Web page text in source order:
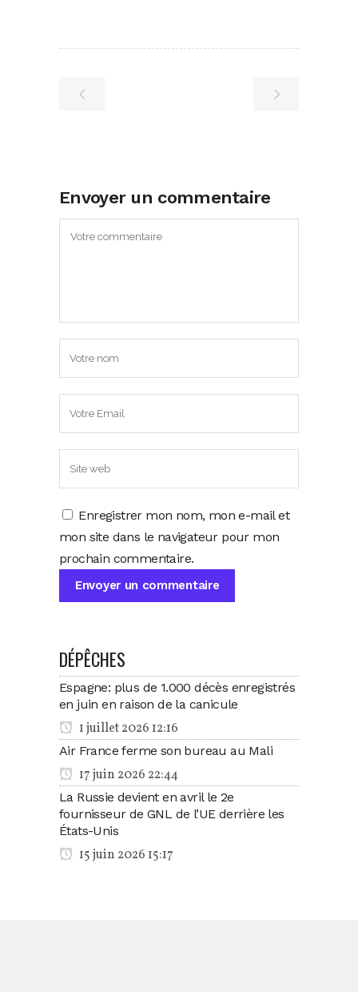
Envoyer un commentaire
Enregistrer mon nom, mon e-mail et
mon site dans le navigateur pour mon
prochain commentaire.
DÉPÊCHES
Espagne: plus de 1.000 décès enregistrés
en juin en raison de la canicule
1 juillet 2026 12:16
Air France ferme son bureau au Mali
17 juin 2026 22:44
La Russie devient en avril le 2e
fournisseur de GNL de l’UE derrière les
États-Unis
15 juin 2026 15:17